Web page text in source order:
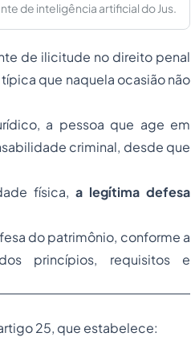
de inteligência artificial do Jus.
de ilicitude no direito penal
que naquela ocasião não
a pessoa que age em
criminal, desde que
física,a legítima defesa
do patrimônio, conforme a
princípios, requisitos e
25, que estabelece: